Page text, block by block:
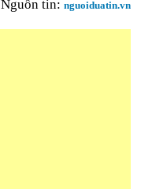
Nguồn tin: nguoiduatin.vn